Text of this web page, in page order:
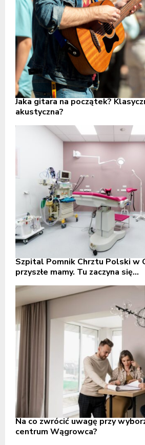
Jaka gitara na początek?
akustyczna?
Szpital Pomnik Chrztu Polski w
przyszłe mamy. Tu zaczyna się...
Na co zwrócić uwagę przy
centrum Wągrowca?